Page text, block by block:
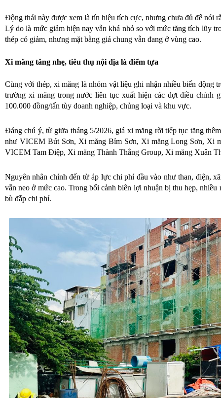
Động thái này được xem là tín hiệu tích cực, nhưng chưa đủ để nói
Lý do là mức giảm hiện nay vẫn khá nhỏ so với mức tăng tích lũy
thép có giảm, nhưng mặt bằng giá chung vẫn đang ở vùng cao.
Xi măng tăng nhẹ, tiêu thụ nội địa là điểm tựa
Cùng với thép, xi măng là nhóm vật liệu ghi nhận nhiều biến động
trường xi măng trong nước liên tục xuất hiện các đợt điều chỉnh
100.000 đồng/tấn tùy doanh nghiệp, chủng loại và khu vực.
Đáng chú ý, từ giữa tháng 5/2026, giá xi măng rời tiếp tục tăng
như VICEM Bút Sơn, Xi măng Bỉm Sơn, Xi măng Long Sơn, Xi
VICEM Tam Điệp, Xi măng Thành Thắng Group, Xi măng Xuân
Nguyên nhân chính đến từ áp lực chi phí đầu vào như than, điện,
vẫn neo ở mức cao. Trong bối cảnh biên lợi nhuận bị thu hẹp,
bù đắp chi phí.